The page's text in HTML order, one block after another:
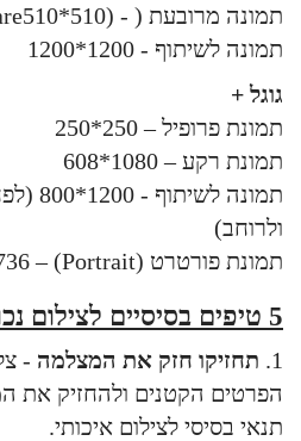
תמונה מרובעת ( - (square510*510
תמונה לשיתוף - 1200*1200
גוגל +
תמונת פרופיל – 250*250
תמונת רקע – 1080*608
ולרוחב)
תמונת פורטרט (Portrait) – 1128*736
5 טיפים בסיסיים לצילום נכון
1. תחזיקו חזק את המצלמה -
הפרטים הקטנים ולהחזיק את
תנאי בסיסי לצילום איכותי.